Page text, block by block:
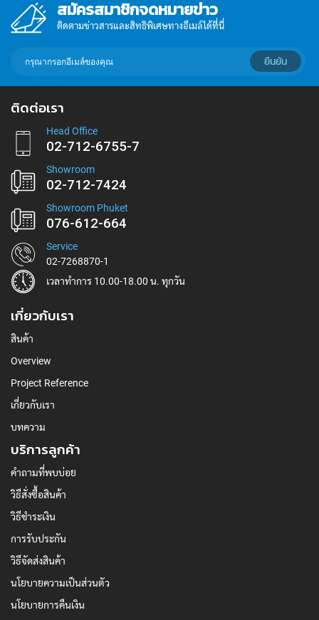
สมัครสมาชิกจดหมายข่าว
ติดตามข่าวสารและสิทธิพิเศษทางอีเมล์ได้ที่นี่
อีเมล์
รับ
ยืนยัน
ติดต่อเรา
Head Office
02-712-6755-7
Showroom
02-712-7424
Showroom Phuket
076-612-664
Service
02-7268870-1
เวลาทำการ 10.00-18.00 น. ทุกวัน
เกี่ยวกับเรา
สินค้า
Overview
Project Reference
เกี่ยวกับเรา
บทความ
บริการลูกค้า
คำถามที่พบบ่อย
วิธีสั่งซื้อสินค้า
วิธีชำระเงิน
การรับประกัน
วิธีจัดส่งสินค้า
นโยบายความเป็นส่วนตัว
นโยบายการคืนเงิน